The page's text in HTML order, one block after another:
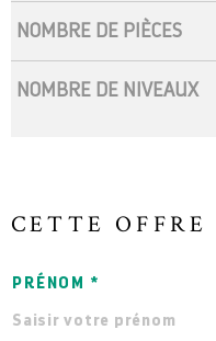
NOMBRE DE PIÈCES
NOMBRE DE NIVEAUX
CETTE OFFRE
PRÉNOM *